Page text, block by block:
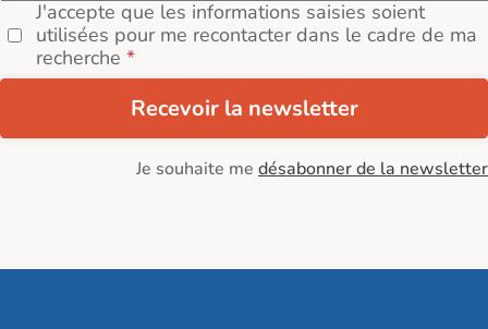
J'accepte que les informations saisies soient
utilisées pour me recontacter dans le cadre de ma
recherche
Recevoir la newsletter
Je souhaite me désabonner de la newsletter